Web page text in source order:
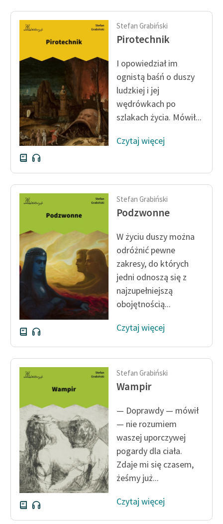
Zasady wykorzystania
Wolnych Lektur
Materiały promocyjne
Polityka prywatności
Regulamin biblioteki
Dane fundacji i
sprawozdania finansowe
Regulamin darowizn
Informacja o treściach
wrażliwych
Deklaracja dostępności
Stefan Grabiński
Pirotechnik
I opowiedział im
ognistą baśń o duszy
ludzkiej i jej
wędrówkach po
szlakach życia. Mówił...
Czytaj więcej
Stefan Grabiński
Podzwonne
W życiu duszy można
odróżnić pewne
zakresy, do których
jedni odnoszą się z
najzupełniejszą
obojętnością...
Czytaj więcej
Stefan Grabiński
Wampir
— Doprawdy — mówił
— nie rozumiem
waszej uporczywej
pogardy dla ciała.
Zdaje mi się czasem,
żeśmy już...
Czytaj więcej